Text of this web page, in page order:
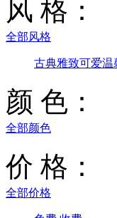
风 格：
全部风格
古典雅致可爱温
颜 色：
全部颜色
价 格：
全部价格